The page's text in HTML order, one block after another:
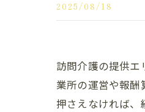
2025/08/18
訪問介護の提供
業所の運営や報酬
押さえなければ、